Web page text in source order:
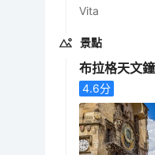
Vita
景點
布拉格天文鐘
4.6分